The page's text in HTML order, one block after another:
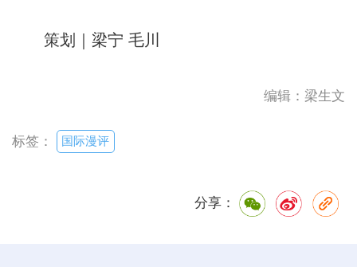
策划｜梁宁 毛川
编辑：梁生文
标签： 国际漫评
分享：